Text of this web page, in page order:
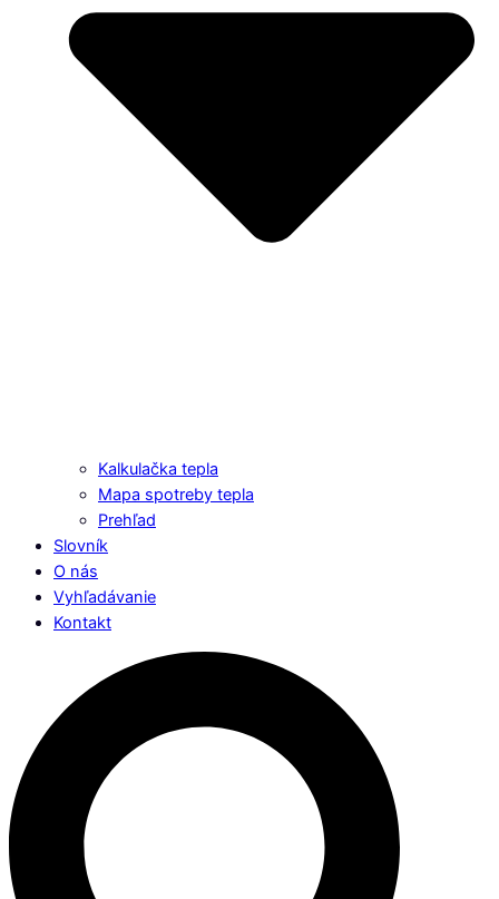
Kalkulačka tepla
Mapa spotreby tepla
Prehľad
Slovník
O nás
Vyhľadávanie
Kontakt